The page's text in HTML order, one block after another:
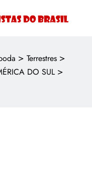
> Terrestres >
DO SUL >